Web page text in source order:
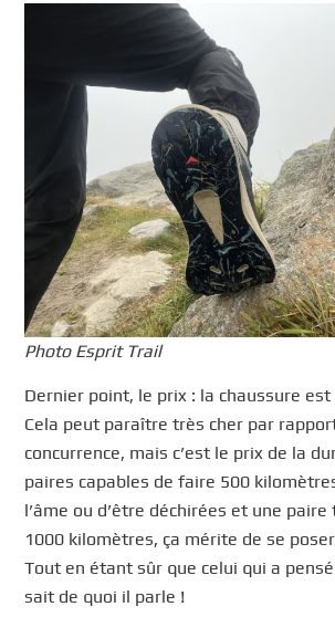
Photo Esprit Trail
Dernier point, le prix : la chaussure est
Cela peut paraître très cher par
concurrence, mais c’est le prix de la
paires capables de faire 500
l’âme ou d’être déchirées et une
1000 kilomètres, ça mérite de se
Tout en étant sûr que celui qui a
sait de quoi il parle !